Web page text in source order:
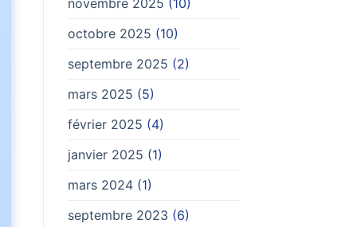
novembre 2025 (10)
octobre 2025 (10)
septembre 2025 (2)
mars 2025 (5)
février 2025 (4)
janvier 2025 (1)
mars 2024(1)
septembre 2023 (6)